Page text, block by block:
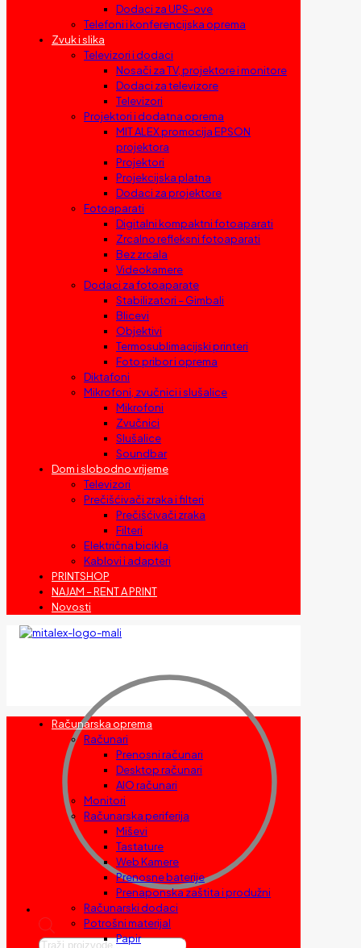
Dodaci za UPS-ove
Telefoni i konferencijska oprema
Zvuk i slika
Televizori i dodaci
Nosači za TV, projektore i monitore
Dodaci za televizore
Televizori
Projektori i dodatna oprema
MIT ALEX promocija EPSON
projektora
Projektori
Projekcijska platna
Dodaci za projektore
Fotoaparati
Digitalni kompaktni fotoaparati
Zrcalno refleksni fotoaparati
Bez zrcala
Videokamere
Dodaci za fotoaparate
Stabilizatori – Gimbali
Blicevi
Objektivi
Termosublimacijski printeri
Foto pribor i oprema
Diktafoni
Mikrofoni, zvučnici i slušalice
Mikrofoni
Zvučnici
Slušalice
Soundbar
Dom i slobodno vrijeme
Televizori
Prečišćivači zraka i filteri
Prečišćivači zraka
Filteri
Električna bicikla
Kablovi i adapteri
PRINTSHOP
NAJAM – RENT A PRINT
Novosti
Products
Računarska oprema
Računari
Prenosni računari
Desktop računari
AIO računari
Monitori
Računarska periferija
Miševi
Tastature
Web Kamere
Prenosne baterije
Prenaponska zaštita i produžni
Računarski dodaci
Potrošni materijal
Papir